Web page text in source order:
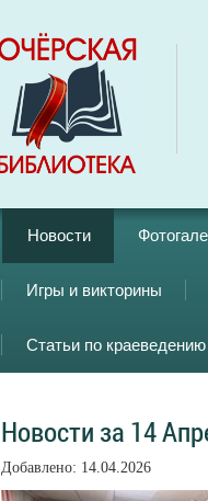
Новости
Игры и викторины
Статьи по краеведению
Новости за 14
Добавлено: 14.04.2026